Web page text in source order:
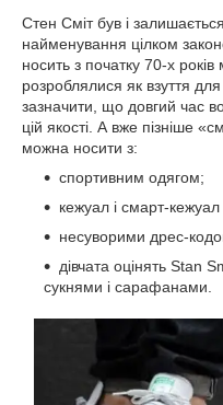
Стен Сміт був і
найменування цілком
носить з початку 70-х
розроблялися як взуття
зазначити, що довгий час
цій якості. А вже пізніше
можна носити з:
спортивним одягом;
кежуал і смарт-
несуворими дрес-
дівчата оцінять Stan
сукнями і сарафанами.